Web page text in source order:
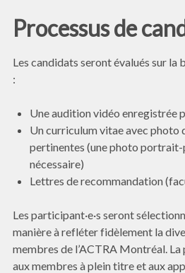
Processus de
Les candidats seront évalués sur la
:
Une audition vidéo enregistrée
Un curriculum vitae avec photo
pertinentes (une photo portrait-
nécessaire)
Lettres de recommandation
Les participant·e·s seront
manière à refléter fidèlement la
membres de l’ACTRA Montréal.
aux membres à plein titre et aux